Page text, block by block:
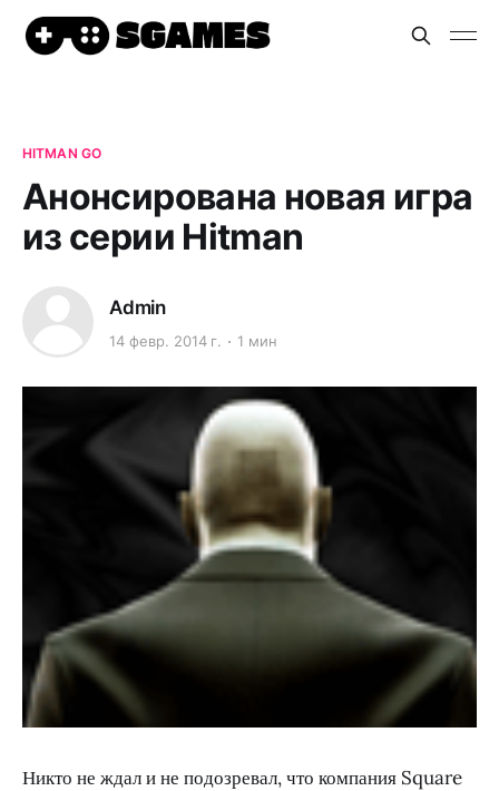
HITMAN GO
Анонсирована новая игра
из серии Hitman
Admin
14 февр. 2014 г. 1 мин
Никто не ждал и не подозревал, что компания Square